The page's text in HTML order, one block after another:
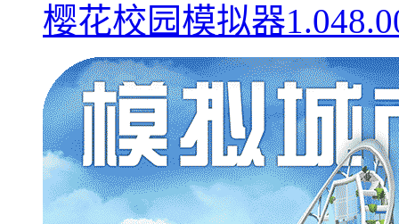
樱花校园模拟器